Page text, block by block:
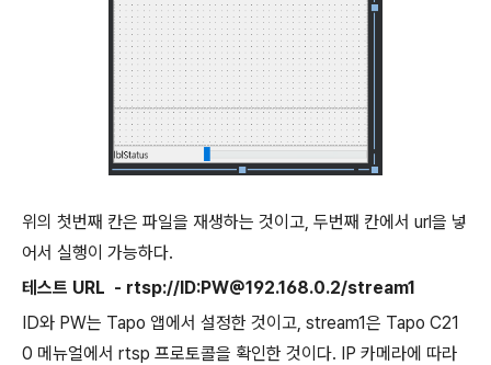
위의 첫번째 칸은 파일을 재생하는 것이고, 두번째 칸에서 url을 넣
어서 실행이 가능하다.
테스트 URL - rtsp://ID:PW@192.168.0.2/stream1
ID와 PW는 Tapo 앱에서 설정한 것이고, stream1은 Tapo C21
0 메뉴얼에서 rtsp 프로토콜을 확인한 것이다. IP 카메라에 따라